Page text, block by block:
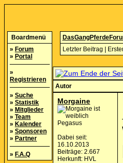
Boardmenü
» Forum
» Portal
»
Registrieren
» Suche
» Statistik
» Mitglieder
» Team
» Kalender
» Sponsoren
» Partner
» F.A.Q
Letzter Beitrag
Autor
Morgaine
Pegasus
Dabei seit:
16.10.2013
Beiträge: 2.667
Herkunft: HVL